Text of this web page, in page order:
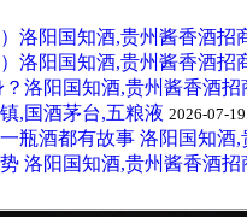
洛阳国知酒,贵州酱香酒招
洛阳国知酒,贵州酱香酒招
洛阳国知酒,贵州酱香酒招
,国酒茅台,五粮液 2026-07-19
瓶酒都有故事 洛阳国知酒
洛阳国知酒,贵州酱香酒招